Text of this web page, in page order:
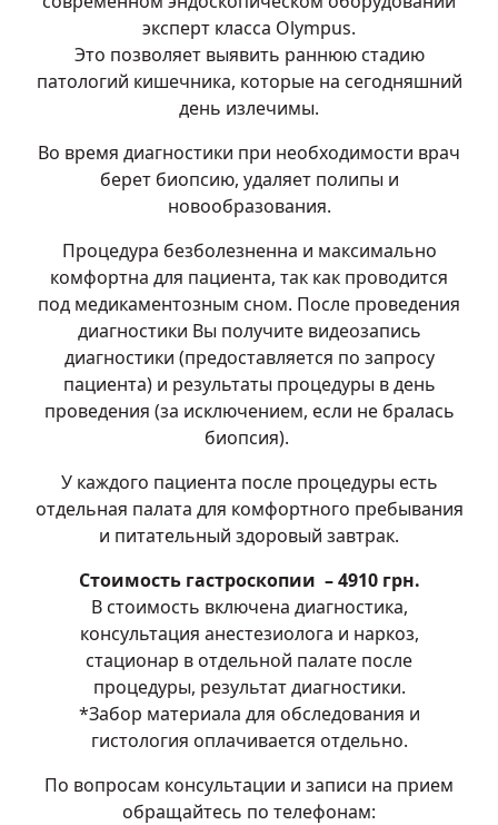
эксперт класса Olympus.
Это позволяет выявить раннюю стадию
патологий кишечника, которые на сегодняшний
день излечимы.
Во время диагностики при необходимости врач
берет биопсию, удаляет полипы и
новообразования.
Процедура безболезненна и максимально
комфортна для пациента, так как проводится
под медикаментозным сном. После проведения
диагностики Вы получите видеозапись
диагностики (предоставляется по запросу
пациента) и результаты процедуры в день
проведения (за исключением, если не бралась
биопсия).
У каждого пациента после процедуры есть
отдельная палата для комфортного пребывания
и питательный здоровый завтрак.
Стоимость гастроскопии – 4910 грн.
В стоимость включена диагностика,
консультация анестезиолога и наркоз,
стационар в отдельной палате после
процедуры, результат диагностики.
*Забор материала для обследования и
гистология оплачивается отдельно.
По вопросам консультации и записи на прием
обращайтесь по телефонам: